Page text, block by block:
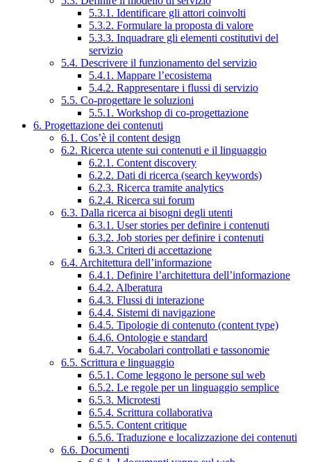
5.3.1. Identificare gli attori coinvolti
5.3.2. Formulare la proposta di valore
5.3.3. Inquadrare gli elementi costitutivi del
servizio
5.4. Descrivere il funzionamento del servizio
5.4.1. Mappare l’ecosistema
5.4.2. Rappresentare i flussi di servizio
5.5. Co-progettare le soluzioni
5.5.1. Workshop di co-progettazione
6. Progettazione dei contenuti
6.1. Cos’è il content design
6.2. Ricerca utente sui contenuti e il linguaggio
6.2.1. Content discovery
6.2.2. Dati di ricerca (search keywords)
6.2.3. Ricerca tramite analytics
6.2.4. Ricerca sui forum
6.3. Dalla ricerca ai bisogni degli utenti
6.3.1. User stories per definire i contenuti
6.3.2. Job stories per definire i contenuti
6.3.3. Criteri di accettazione
6.4. Architettura dell’informazione
6.4.1. Definire l’architettura dell’informazione
6.4.2. Alberatura
6.4.3. Flussi di interazione
6.4.4. Sistemi di navigazione
6.4.5. Tipologie di contenuto (content type)
6.4.6. Ontologie e standard
6.4.7. Vocabolari controllati e tassonomie
6.5. Scrittura e linguaggio
6.5.1. Come leggono le persone sul web
6.5.2. Le regole per un linguaggio semplice
6.5.3. Microtesti
6.5.4. Scrittura collaborativa
6.5.5. Content critique
6.5.6. Traduzione e localizzazione dei contenuti
6.6. Documenti